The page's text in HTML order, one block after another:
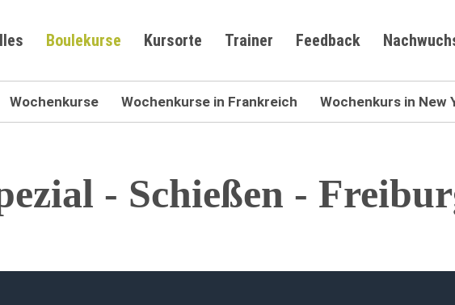
Boulekurse Kursorte Trainer Feedback
Wochenkurse Wochenkurse in Frankreich Wochenkurs in New
- Schießen -